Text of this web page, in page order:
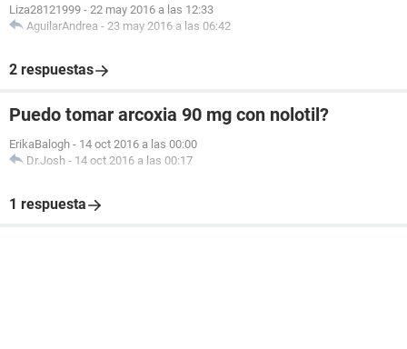
Liza28121999 - 22 may 2016 a las 12:33
AguilarAndrea - 23 may 2016 a las 06:42
2 respuestas
Puedo tomar arcoxia 90 mg con nolotil?
ErikaBalogh - 14 oct 2016 a las 00:00
Dr.Josh - 14 oct 2016 a las 00:17
1 respuesta